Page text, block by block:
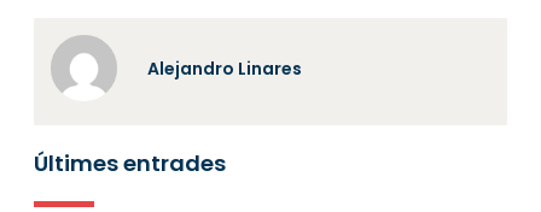
Alejandro Linares
Últimes entrades